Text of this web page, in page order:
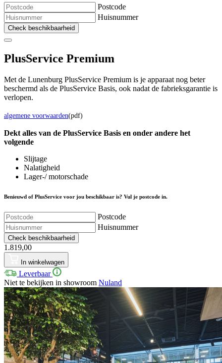
Postcode
Huisnummer
Check beschikbaarheid
PlusService Premium
Met de Lunenburg PlusService Premium is je apparaat nog beter
beschermd als de PlusService Basis, ook nadat de fabrieksgarantie is
verlopen.
algemene voorwaarden(pdf)
Dekt alles van de PlusService Basis en onder andere het
volgende
Slijtage
Nalatigheid
Lager-/ motorschade
Benieuwd of PlusService voor jou beschikbaar is? Vul je postcode in.
Postcode
Huisnummer
Check beschikbaarheid
1.819,00
In winkelwagen
Leverbaar
Niet te bekijken in showroom Nuland